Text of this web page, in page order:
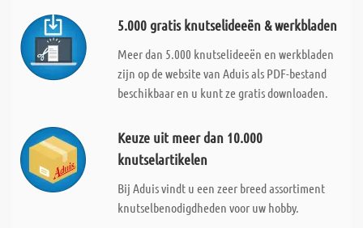
5.000 gratis knutselideeën & werkbladen
Meer dan 5.000 knutselideeën en werkbladen
zijn op de website van Aduis als PDF-bestand
beschikbaar en u kunt ze gratis downloaden.
Keuze uit meer dan 10.000
knutselartikelen
Bij Aduis vindt u een zeer breed assortiment
knutselbenodigdheden voor uw hobby.